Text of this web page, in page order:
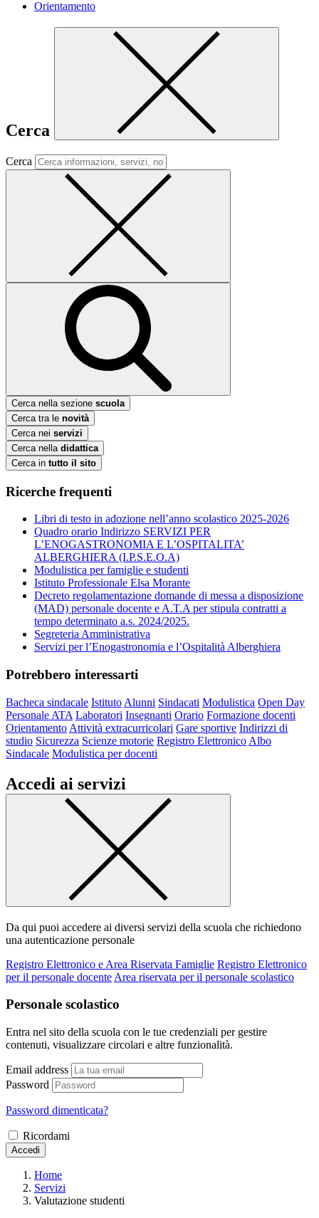
Orientamento
Cerca
Cerca
Cerca nella sezione scuola
Cerca tra le novità
Cerca nei servizi
Cerca nella didattica
Cerca in tutto il sito
Ricerche frequenti
Libri di testo in adozione nell’anno scolastico 2025-2026
Quadro orario Indirizzo SERVIZI PER
L’ENOGASTRONOMIA E L’OSPITALITA’
ALBERGHIERA (I.P.S.E.O.A)
Modulistica per famiglie e studenti
Istituto Professionale Elsa Morante
Decreto regolamentazione domande di messa a disposizione
(MAD) personale docente e A.T.A per stipula contratti a
tempo determinato a.s. 2024/2025.
Segreteria Amministrativa
Servizi per l’Enogastronomia e l’Ospitalità Alberghiera
Potrebbero interessarti
Bacheca sindacale Istituto Alunni Sindacati Modulistica Open Day
Personale ATA Laboratori Insegnanti Orario Formazione docenti
Orientamento Attività extracurricolari Gare sportive Indirizzi di
studio Sicurezza Scienze motorie Registro Elettronico Albo
Sindacale Modulistica per docenti
Accedi ai servizi
Da qui puoi accedere ai diversi servizi della scuola che richiedono
una autenticazione personale
Registro Elettronico e Area Riservata Famiglie Registro Elettronico
per il personale docente Area riservata per il personale scolastico
Personale scolastico
Entra nel sito della scuola con le tue credenziali per gestire
contenuti, visualizzare circolari e altre funzionalità.
Email address
Password
Password dimenticata?
Ricordami
Accedi
Home
Servizi
Valutazione studenti